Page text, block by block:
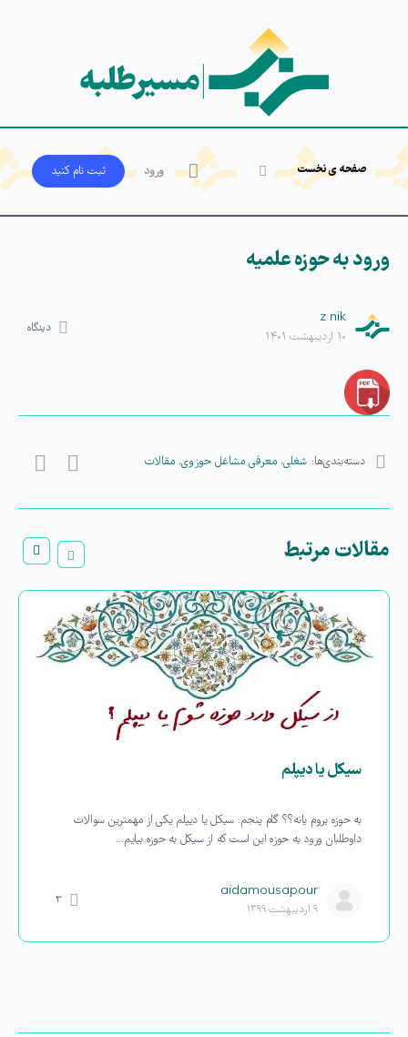
صفحه ی نخست ورود ثبت‌ نام کنید
ورود به حوزه علمیه
z nik
۱۰ اردیبهشت ۱۴۰۱
دیدگاه
دسته‌بندی‌ها: شغلی، معرفی مشاغل حوزوی، مقالات
مقالات مرتبط
سیکل یا دیپلم
به حوزه بروم یانه؟؟ گام پنجم: سیکل یا دیپلم یکی از مهمترین سوالات
داوطلبان ورود به حوزه این است که از سیکل به حوزه بیایم…
aidamousapour
۹ اردیبهشت ۱۳۹۹
۳